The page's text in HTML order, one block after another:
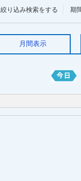
絞り込み検索をする 期
月間表示